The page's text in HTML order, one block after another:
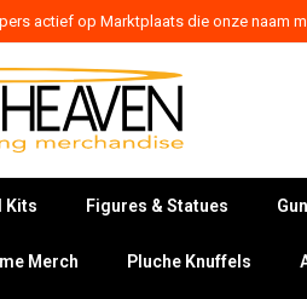
actief op Marktplaats die onze naam
Kits Figures & Statues
Merch Pluche Knuffels